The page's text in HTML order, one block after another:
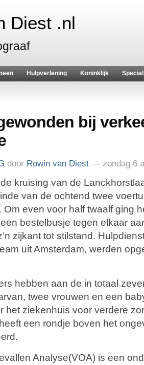
Diest .nl
Hulpverlening Koninklijk
bij
door Rowin van Diest — zondag 6
kruising van de
van de ochtend twee
Om even voor half twaalf ging
bestelbusje tegen elkaar
zijkant tot stilstand.
uit Amsterdam, werden
hebben aan de in totaal
twee vrouwen en een
het ziekenhuis voor verdere
een rondje boven het
Analyse(VOA) is een